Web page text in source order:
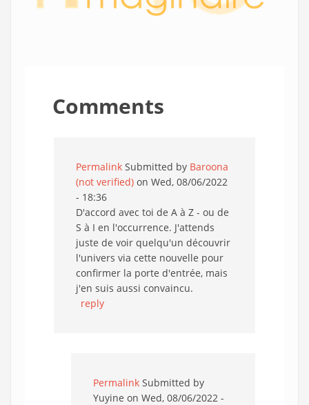
Comments
Permalink Submitted by Baroona
(not verified) on Wed, 08/06/2022
- 18:36
D'accord avec toi de A à Z - ou de
S à I en l'occurrence. J'attends
juste de voir quelqu'un découvrir
l'univers via cette nouvelle pour
confirmer la porte d'entrée, mais
j'en suis aussi convaincu.
reply
Permalink Submitted by
Yuyine on Wed, 08/06/2022 -